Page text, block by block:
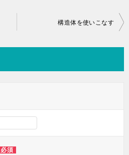
構造体を使いこなす
必須